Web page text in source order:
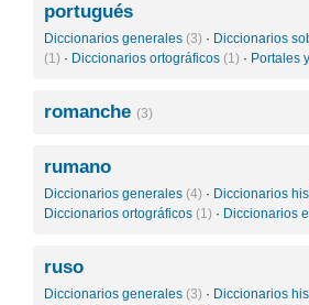
portugués
Diccionarios generales (3) · Diccionarios
(1) · Diccionarios ortográficos (1) · Portales
romanche (3)
rumano
Diccionarios generales (4) · Diccionarios
Diccionarios ortográficos (1) · Diccionarios
ruso
Diccionarios generales (3) · Diccionarios